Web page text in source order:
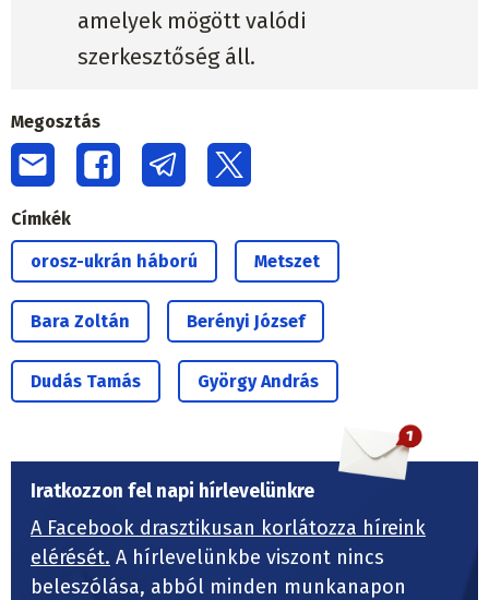
amelyek mögött valódi
szerkesztőség áll.
Megosztás
Címkék
orosz-ukrán háború Metszet
Bara Zoltán Berényi József
Dudás Tamás György András
Iratkozzon fel napi hírlevelünkre
A Facebook drasztikusan korlátozza híreink
elérését. A hírlevelünkbe viszont nincs
beleszólása, abból minden munkanapon